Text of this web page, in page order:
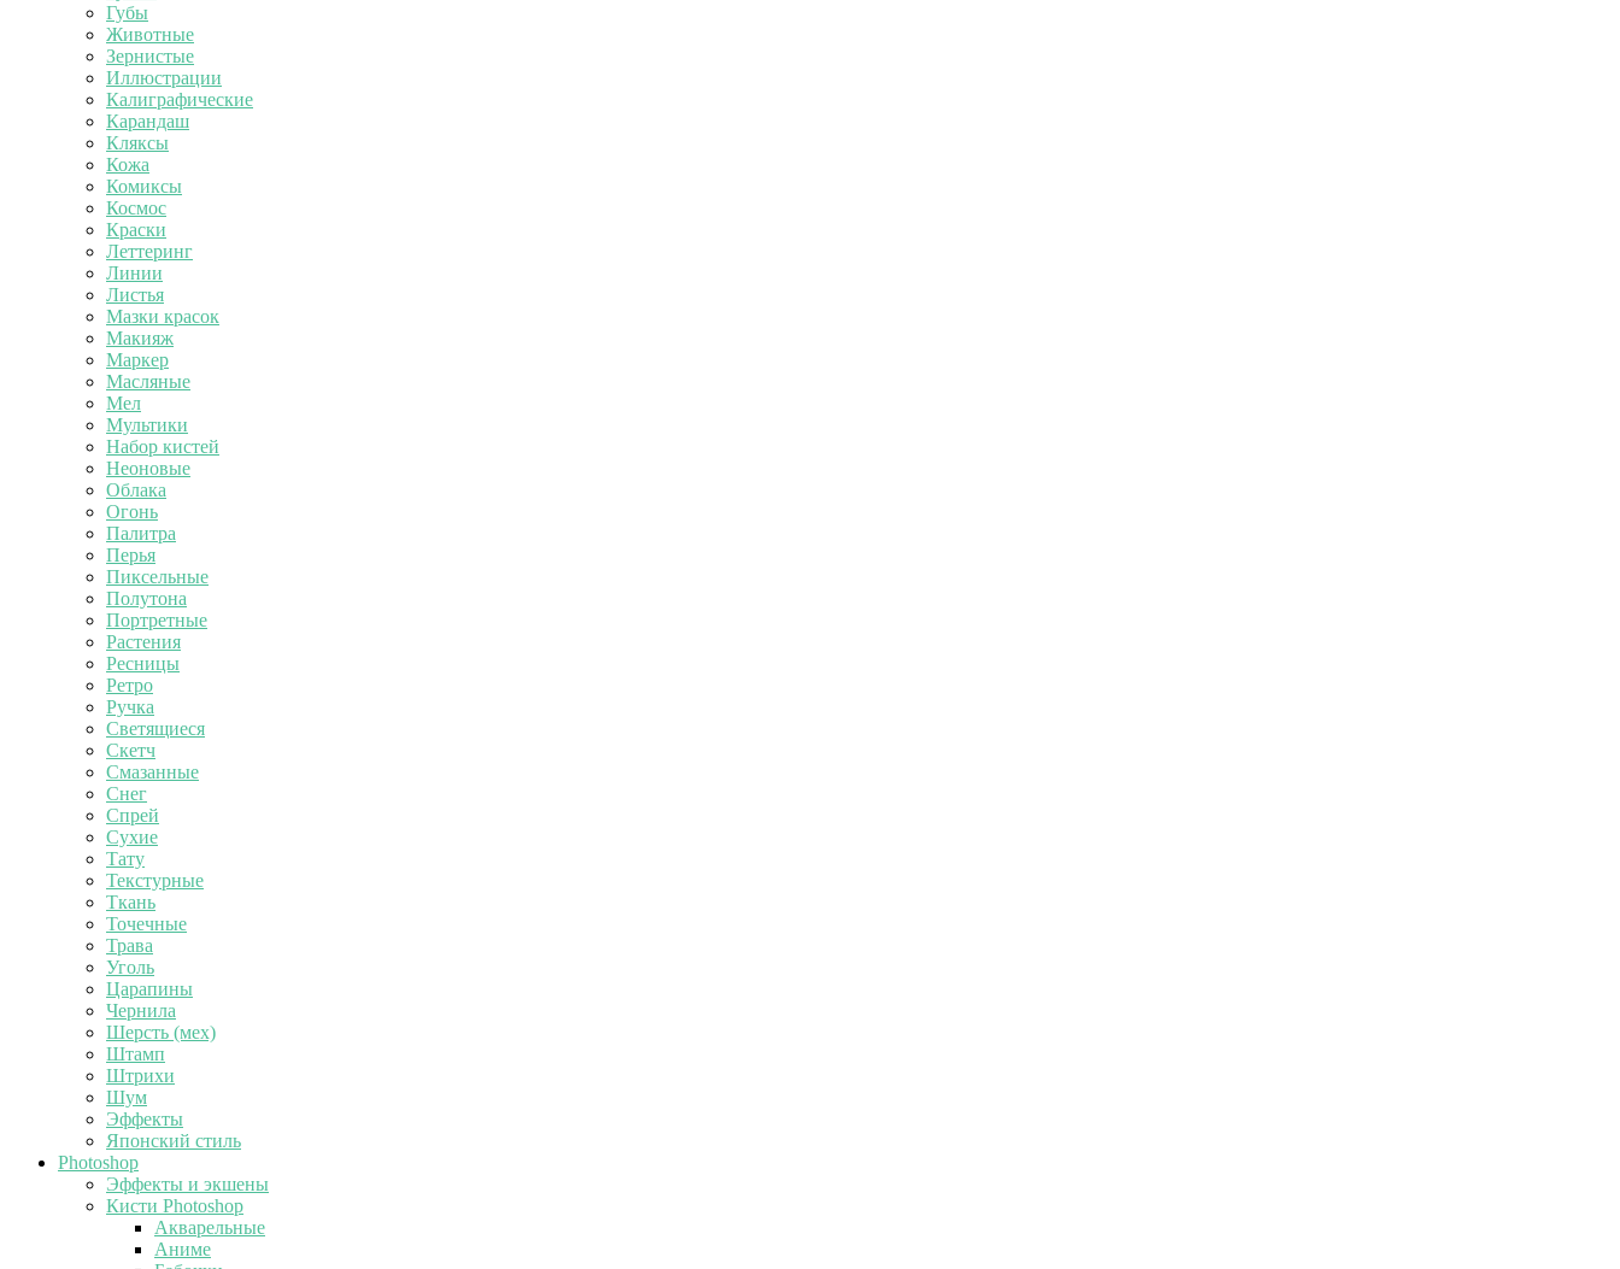
Губы
Животные
Зернистые
Иллюстрации
Калиграфические
Карандаш
Кляксы
Кожа
Комиксы
Космос
Краски
Леттеринг
Линии
Листья
Мазки красок
Макияж
Маркер
Масляные
Мел
Мультики
Набор кистей
Неоновые
Облака
Огонь
Палитра
Перья
Пиксельные
Полутона
Портретные
Растения
Ресницы
Ретро
Ручка
Светящиеся
Скетч
Смазанные
Снег
Спрей
Сухие
Тату
Текстурные
Ткань
Точечные
Трава
Уголь
Царапины
Чернила
Шерсть (мех)
Штамп
Штрихи
Шум
Эффекты
Японский стиль
Photoshop
Эффекты и экшены
Кисти Photoshop
Акварельные
Аниме